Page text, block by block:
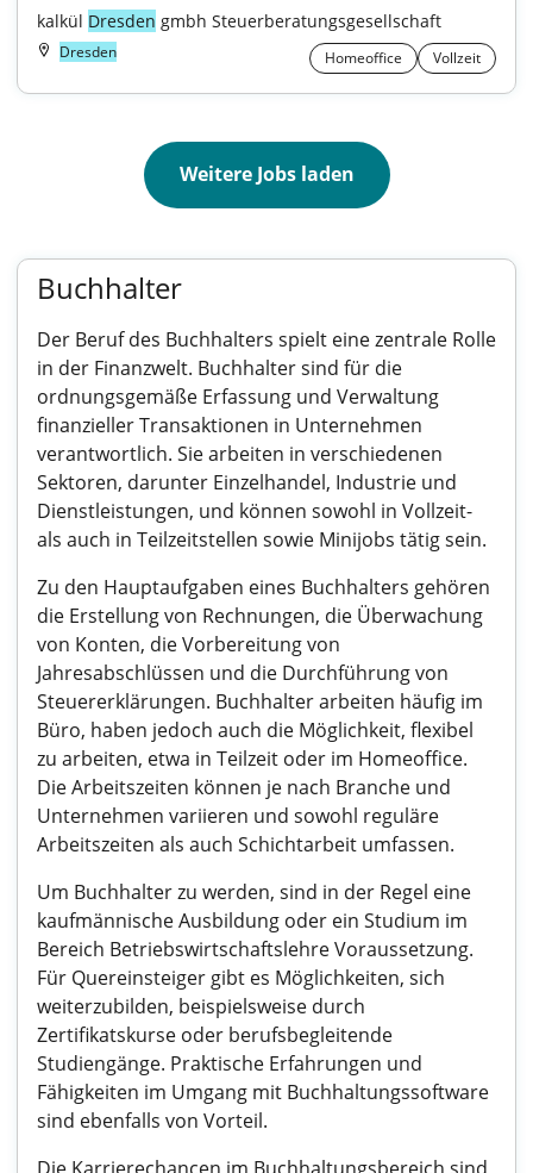
kalkül Dresden gmbh Steuerberatungsgesellschaft
Dresden Homeoffice Vollzeit
Weitere Jobs laden
Buchhalter
Der Beruf des Buchhalters spielt eine zentrale Rolle
in der Finanzwelt. Buchhalter sind für die
ordnungsgemäße Erfassung und Verwaltung
finanzieller Transaktionen in Unternehmen
verantwortlich. Sie arbeiten in verschiedenen
Sektoren, darunter Einzelhandel, Industrie und
Dienstleistungen, und können sowohl in Vollzeit-
als auch in Teilzeitstellen sowie Minijobs tätig sein.
Zu den Hauptaufgaben eines Buchhalters gehören
die Erstellung von Rechnungen, die Überwachung
von Konten, die Vorbereitung von
Jahresabschlüssen und die Durchführung von
Steuererklärungen. Buchhalter arbeiten häufig im
Büro, haben jedoch auch die Möglichkeit, flexibel
zu arbeiten, etwa in Teilzeit oder im Homeoffice.
Die Arbeitszeiten können je nach Branche und
Unternehmen variieren und sowohl reguläre
Arbeitszeiten als auch Schichtarbeit umfassen.
Um Buchhalter zu werden, sind in der Regel eine
kaufmännische Ausbildung oder ein Studium im
Bereich Betriebswirtschaftslehre Voraussetzung.
Für Quereinsteiger gibt es Möglichkeiten, sich
weiterzubilden, beispielsweise durch
Zertifikatskurse oder berufsbegleitende
Studiengänge. Praktische Erfahrungen und
Fähigkeiten im Umgang mit Buchhaltungssoftware
sind ebenfalls von Vorteil.